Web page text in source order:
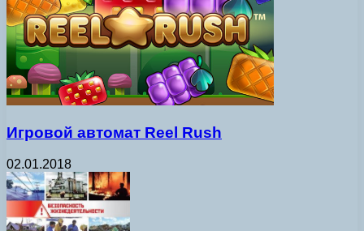
Игровой автомат Reel Rush
02.01.2018